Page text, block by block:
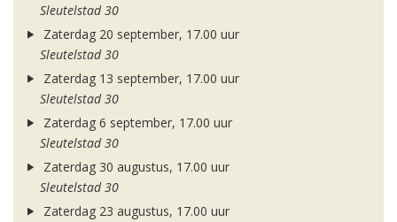
Sleutelstad 30
Zaterdag 20 september, 17.00 uur
Sleutelstad 30
Zaterdag 13 september, 17.00 uur
Sleutelstad 30
Zaterdag 6 september, 17.00 uur
Sleutelstad 30
Zaterdag 30 augustus, 17.00 uur
Sleutelstad 30
Zaterdag 23 augustus, 17.00 uur